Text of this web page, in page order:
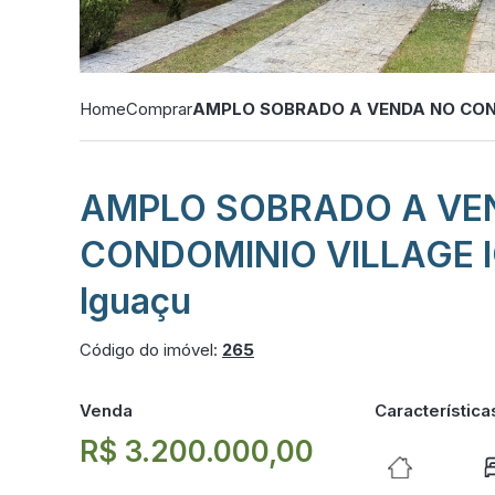
HomeComprarAMPLO SOBRADO A VENDA NO
AMPLO SOBRADO A
CONDOMINIO VILLAGE
Iguaçu
Código do imóvel: 265
Venda
R$ 3.200.000,00